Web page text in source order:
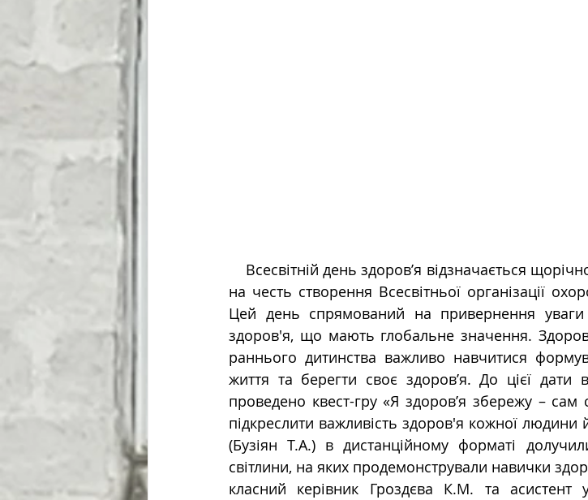
на честь створення Всесвітньої організації
Цей день спрямований на привернення
здоров'я, що мають глобальне значення.
раннього дитинства важливо навчитися
життя та берегти своє здоров’я. До цієї дати
проведено квест-гру «Я здоров’я збережу –
підкреслити важливість здоров'я кожної людини
(Бузіян Т.А.) в дистанційному форматі
світлини, на яких продемонстрували навички
класний керівник Гроздєва К.М. та